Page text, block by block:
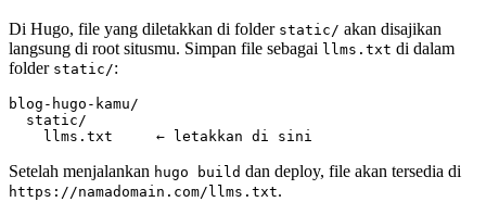
Di Hugo, file yang diletakkan di folder static/ akan disajikan
langsung di root situsmu. Simpan file sebagai llms.txt di dalam
folder static/:
    llms.txt     ← letakkan di sini
Setelah menjalankan hugo build dan deploy, file akan tersedia di
https://namadomain.com/llms.txt.